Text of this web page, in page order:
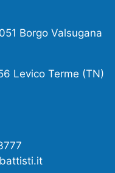
Borgo Valsugana
Levico Terme (TN)